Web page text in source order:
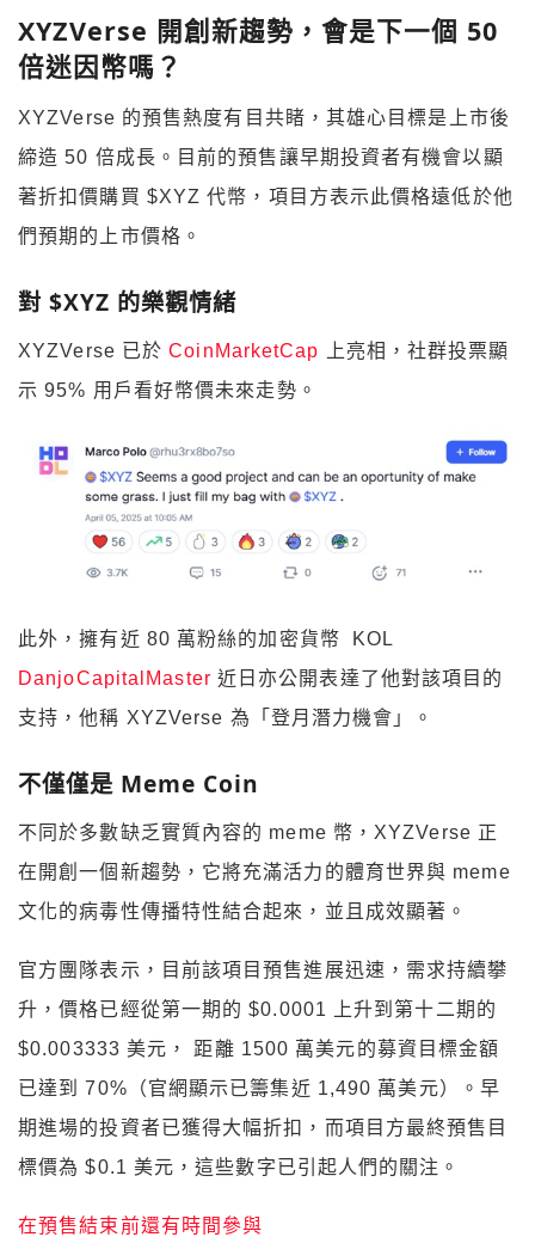
XYZVerse 開創新趨勢，會是下一個 50
倍迷因幣嗎？
XYZVerse 的預售熱度有目共睹，其雄心目標是上市後
締造 50 倍成長。目前的預售讓早期投資者有機會以顯
著折扣價購買 $XYZ 代幣，項目方表示此價格遠低於他
們預期的上市價格。
對 $XYZ 的樂觀情緒
XYZVerse 已於CoinMarketCap 上亮相，社群投票顯
示 95% 用戶看好幣價未來走勢。
此外，擁有近 80 萬粉絲的加密貨幣 KOL
DanjoCapitalMaster 近日亦公開表達了他對該項目的
支持，他稱 XYZVerse 為「登月潛力機會」。
不僅僅是 Meme Coin
不同於多數缺乏實質內容的 meme 幣，XYZVerse 正
在開創一個新趨勢，它將充滿活力的體育世界與 meme
文化的病毒性傳播特性結合起來，並且成效顯著。
官方團隊表示，目前該項目預售進展迅速，需求持續攀
升，價格已經從第一期的 $0.0001 上升到第十二期的
$0.003333 美元， 距離 1500 萬美元的募資目標金額
已達到 70%（官網顯示已籌集近 1,490 萬美元）。早
期進場的投資者已獲得大幅折扣，而項目方最終預售目
標價為 $0.1 美元，這些數字已引起人們的關注。
在預售結束前還有時間參與